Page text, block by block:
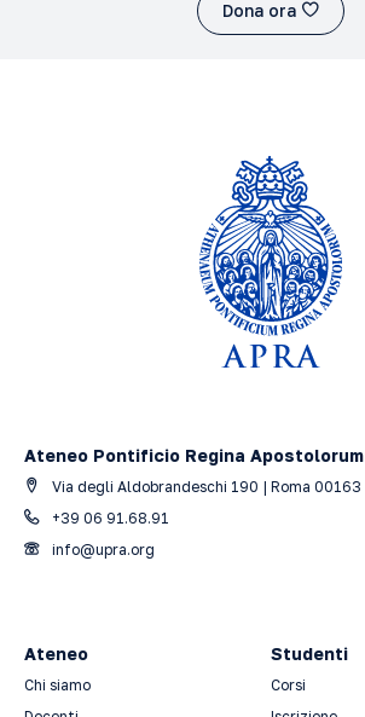
Dona ora
Ateneo Pontificio Regina Apostolorum
Via degli Aldobrandeschi 190 | Roma 00163
+39 06 91.68.91
info@upra.org
Ateneo
Chi siamo
Studenti
Corsi